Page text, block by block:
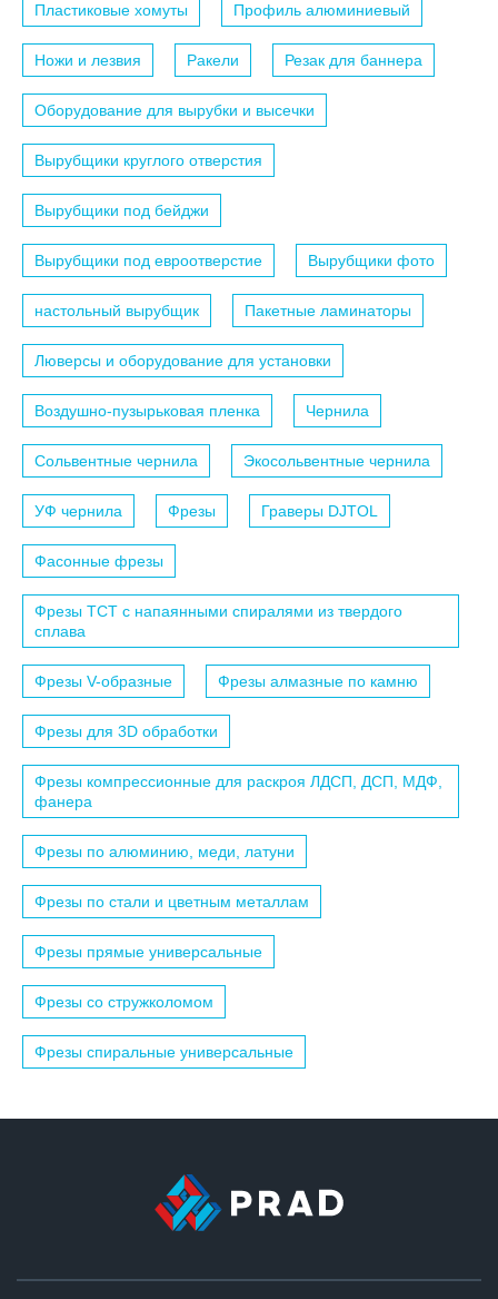
Пластиковые хомуты Профиль алюминиевый
Ножи и лезвия Ракели Резак для баннера
Оборудование для вырубки и высечки
Вырубщики круглого отверстия
Вырубщики под бейджи
Вырубщики под евроотверстие Вырубщики фото
настольный вырубщик Пакетные ламинаторы
Люверсы и оборудование для установки
Воздушно-пузырьковая пленка Чернила
Сольвентные чернила Экосольвентные чернила
УФ чернила Фрезы Граверы DJTOL
Фасонные фрезы
Фрезы TCT с напаянными спиралями из твердого
сплава
Фрезы V-образные Фрезы алмазные по камню
Фрезы для 3D обработки
Фрезы компрессионные для раскроя ЛДСП, ДСП, МДФ,
фанера
Фрезы по алюминию, меди, латуни
Фрезы по стали и цветным металлам
Фрезы прямые универсальные
Фрезы со стружколомом
Фрезы спиральные универсальные